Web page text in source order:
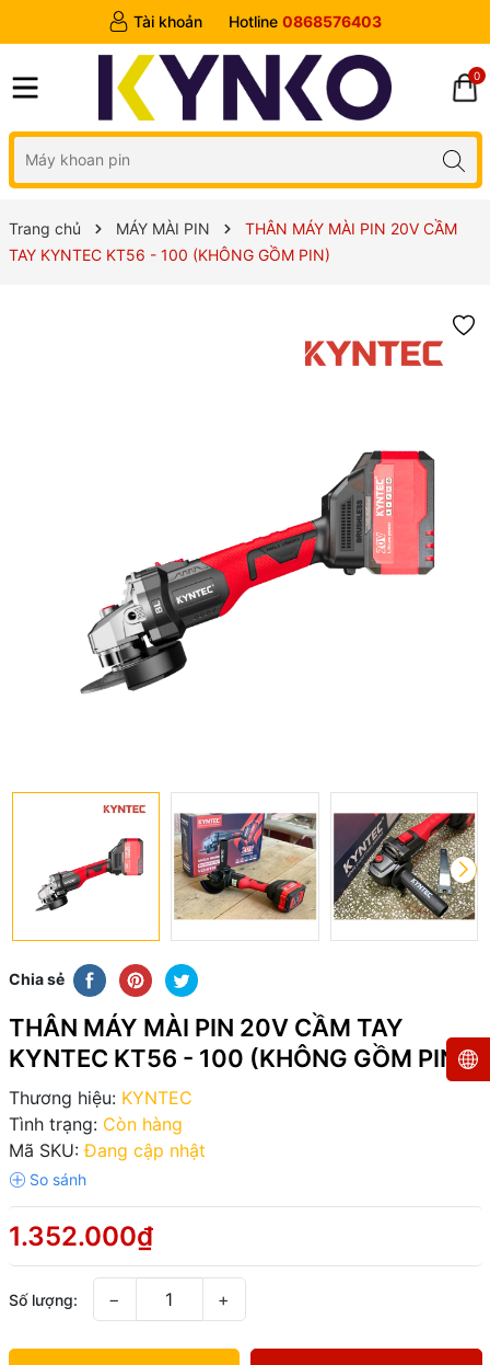
Tài khoản Hotline 0868576403
0
Trang chủ MÁY MÀI PIN
THÂN MÁY MÀI PIN 20V CẦM
TAY KYNTEC KT56 - 100 (KHÔNG GỒM PIN)
Chia sẻ
THÂN MÁY MÀI PIN 20V CẦM TAY
KYNTEC KT56 - 100 (KHÔNG GỒM PIN)
Thương hiệu: KYNTEC
Tình trạng: Còn hàng
Mã SKU: Đang cập nhật
1.352.000₫
Số lượng: − +